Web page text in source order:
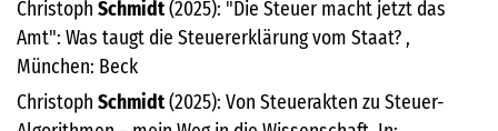
Christoph Schmidt(2025): "Die Steuer macht jetzt das
Amt": Was taugt die Steuererklärung vom Staat? ,
München: Beck
Christoph Schmidt(2025): Von Steuerakten zu Steuer-